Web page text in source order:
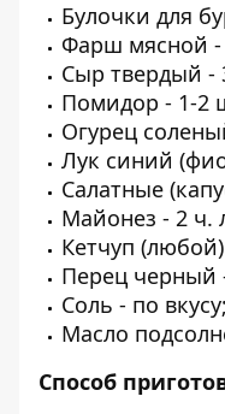
Булочки для
Фарш мясной -
Сыр твердый -
Помидор - 1-2
Огурец
Лук синий
Салатные
Майонез - 2 ч.
Кетчуп
Перец черный
Соль - по вкусу;
Масло
Способ